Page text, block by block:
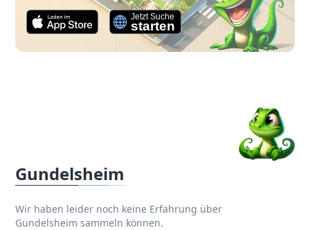
Gundelsheim
Wir haben leider noch keine Erfahrung über
Gundelsheim sammeln können.